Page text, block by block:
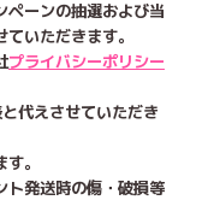
ーンの抽選および当
いただきます。
プライバシーポリシー
代えさせていただき
。
発送時の傷・破損等